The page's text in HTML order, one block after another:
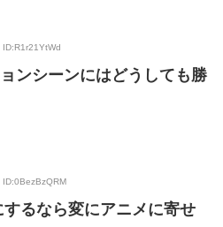
ID:R1r21YtWd
ンシーンにはどうしても勝
ID:0BezBzQRM
るなら変にアニメに寄せ